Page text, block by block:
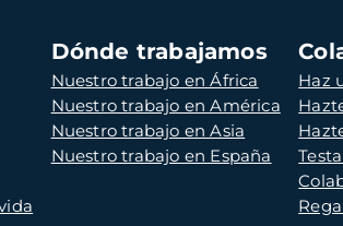
Dónde trabajamos
Nuestro trabajo en África
Nuestro trabajo en América
Nuestro trabajo en Asia
Nuestro trabajo en España
Haz